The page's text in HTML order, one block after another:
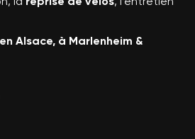
Alsace, à Marlenheim &